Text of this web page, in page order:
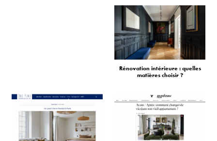
Rénovation intérieure : quelles
matières choisir ?